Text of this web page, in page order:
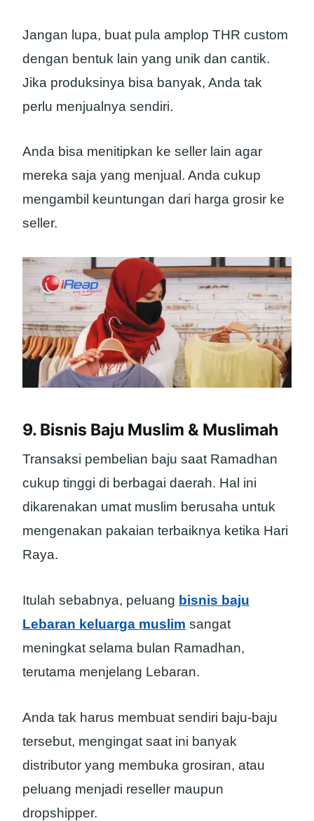
Jangan lupa, buat pula amplop THR custom
dengan bentuk lain yang unik dan cantik.
Jika produksinya bisa banyak, Anda tak
perlu menjualnya sendiri.
Anda bisa menitipkan ke seller lain agar
mereka saja yang menjual. Anda cukup
mengambil keuntungan dari harga grosir ke
seller.
9. Bisnis Baju Muslim & Muslimah
Transaksi pembelian baju saat Ramadhan
cukup tinggi di berbagai daerah. Hal ini
dikarenakan umat muslim berusaha untuk
mengenakan pakaian terbaiknya ketika Hari
Raya.
Itulah sebabnya, peluang bisnis baju
Lebaran keluarga muslim sangat
meningkat selama bulan Ramadhan,
terutama menjelang Lebaran.
Anda tak harus membuat sendiri baju-baju
tersebut, mengingat saat ini banyak
distributor yang membuka grosiran, atau
peluang menjadi reseller maupun
dropshipper.